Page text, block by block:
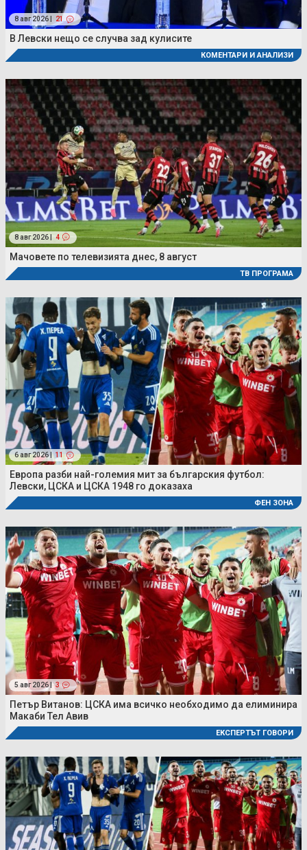
8 авг 2026 | 21
В Левски нещо се случва зад кулисите
КОМЕНТАРИ И АНАЛИЗИ
8 авг 2026 | 4
Мачовете по телевизията днес, 8 август
ТВ ПРОГРАМА
6 авг 2026 | 11
Европа разби най-големия мит за българския футбол:
Левски, ЦСКА и ЦСКА 1948 го доказаха
ФЕН ЗОНА
5 авг 2026 | 3
Петър Витанов: ЦСКА има всичко необходимо да елиминира
Макаби Тел Авив
ЕКСПЕРТЪТ ГОВОРИ